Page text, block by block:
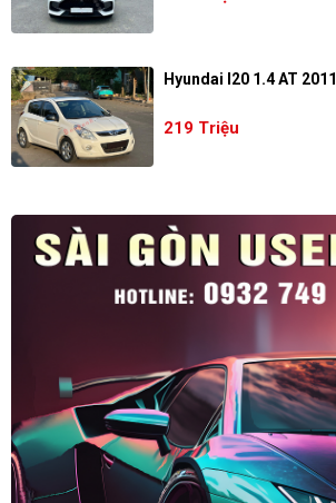
Hyundai I20 1.4 AT 2011
219 Triệu